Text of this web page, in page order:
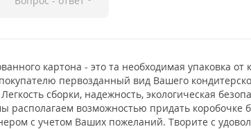
картона - это та необходимая упаковка
первозданный вид Вашего
сборки, надежность, экологическая
располагаем возможностью придать
с учетом Ваших пожеланий. Творите с